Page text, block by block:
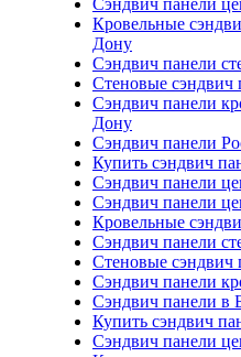
Сэндвич панели
Кровельные
Дону
Сэндвич панели
Стеновые сэндвич
Сэндвич панели
Дону
Сэндвич панели
Купить сэндвич
Сэндвич панели
Сэндвич панели
Кровельные
Сэндвич панели
Стеновые сэндвич
Сэндвич панели
Сэндвич панели в
Купить сэндвич
Сэндвич панели